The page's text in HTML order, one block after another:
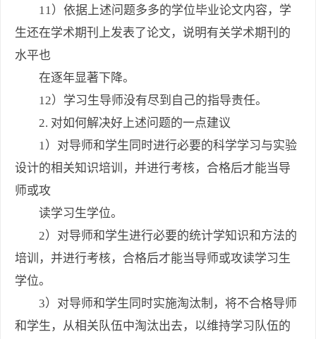
11）依据上述问题多多的学位毕业论文内容，学
生还在学术期刊上发表了论文，说明有关学术期刊的
水平也
在逐年显著下降。
12）学习生导师没有尽到自己的指导责任。
2. 对如何解决好上述问题的一点建议
1）对导师和学生同时进行必要的科学学习与实验
设计的相关知识培训，并进行考核，合格后才能当导
师或攻
读学习生学位。
2）对导师和学生进行必要的统计学知识和方法的
培训，并进行考核，合格后才能当导师或攻读学习生
学位。
3）对导师和学生同时实施淘汰制，将不合格导师
和学生，从相关队伍中淘汰出去，以维持学习队伍的